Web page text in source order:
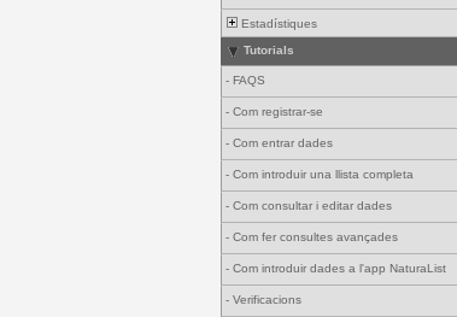
Estadístiques
Tutorials
- FAQS
- Com registrar-se
- Com entrar dades
- Com introduir una llista completa
- Com consultar i editar dades
- Com fer consultes avançades
- Com introduir dades a l'app NaturaList
- Verificacions